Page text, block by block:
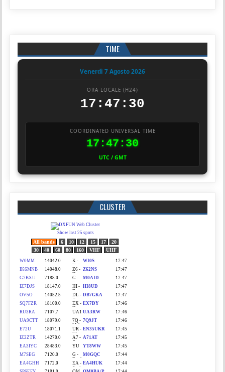
TIME
Venerdì 7 Agosto 2026
ORA LOCALE (H24)
17:47:31
COORDINATED UNIVERSAL TIME
17:47:31
UTC / GMT
CLUSTER